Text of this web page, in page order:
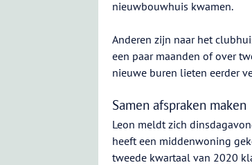
nieuwbouwhuis kwamen.
Anderen zijn naar het
een paar maanden of over
nieuwe buren lieten eerder
Samen afspraken maken
Leon meldt zich
heeft een middenwoning
tweede kwartaal van 2020